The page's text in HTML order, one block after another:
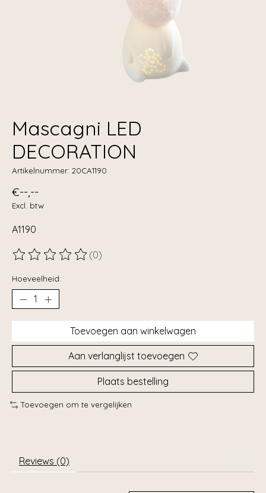
Mascagni LED
DECORATION
Artikelnummer: 20CA1190
€--,--
Excl. btw
A1190
De beoordeling van dit product is
(0)
Hoeveelheid:
Toevoegen aan winkelwagen
Aan verlanglijst toevoegen
Plaats bestelling
Toevoegen om te vergelijken
Reviews (0)